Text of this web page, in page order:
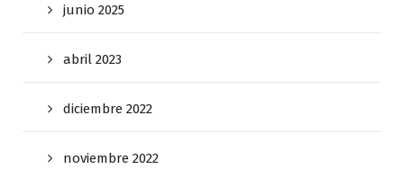
junio 2025
abril 2023
diciembre 2022
noviembre 2022